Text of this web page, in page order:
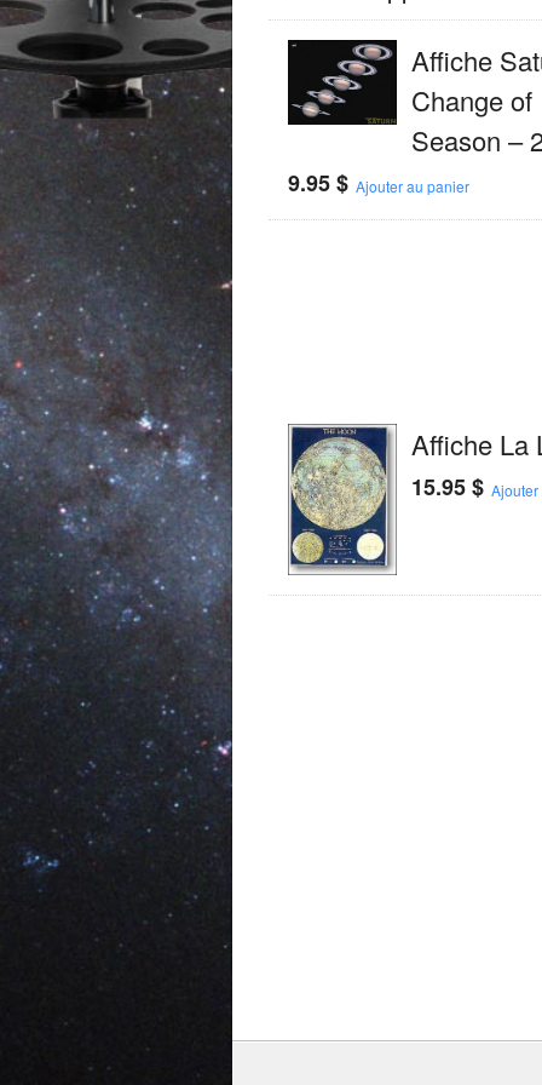
Affiche
Change of
Season –
9.95$ Ajouter au panier
Affiche La
15.95$